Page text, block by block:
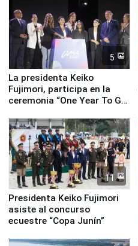
equipamiento para
Serenazgo
5
La presidenta Keiko
Fujimori, participa en la
ceremonia “One Year To Go
11
Presidenta Keiko Fujimori
asiste al concurso
ecuestre “Copa Junín”